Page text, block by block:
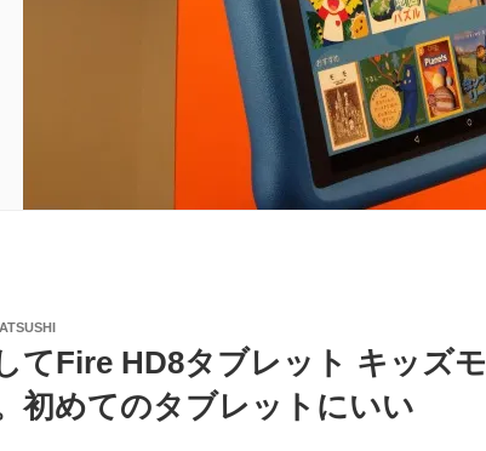
ATSUSHI
てFire HD8タブレット キッズモ
初めてのタブレットにいい